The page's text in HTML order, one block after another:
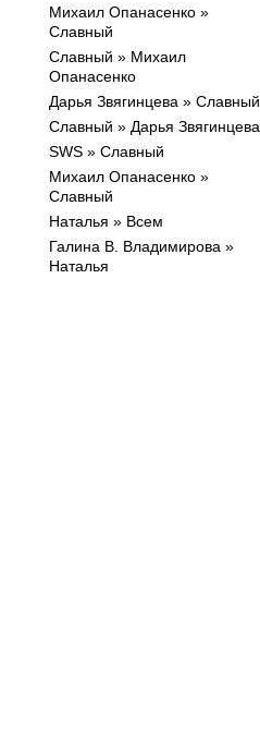
Михаил Опанасенко »
Славный
Славный » Михаил
Опанасенко
Дарья Звягинцева » Славный
Славный » Дарья Звягинцева
SWS » Славный
Михаил Опанасенко »
Славный
Наталья » Всем
Галина В. Владимирова »
Наталья